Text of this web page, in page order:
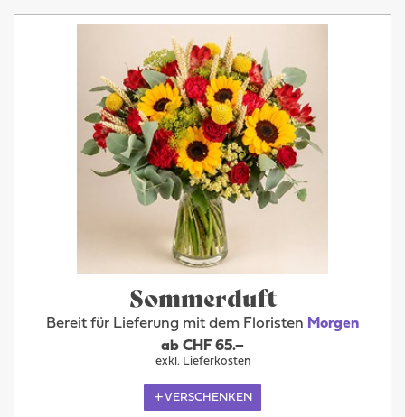
Sommerduft
Bereit für Lieferung mit dem Floristen Morgen
ab CHF 65.–
exkl. Lieferkosten
VERSCHENKEN